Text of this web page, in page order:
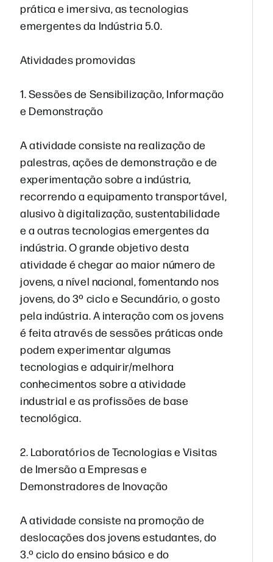
prática e imersiva, as tecnologias
emergentes da Indústria 5.0.
Atividades promovidas
1. Sessões de Sensibilização, Informação
e Demonstração
A atividade consiste na realização de
palestras, ações de demonstração e de
experimentação sobre a indústria,
recorrendo a equipamento transportável,
alusivo à digitalização, sustentabilidade
e a outras tecnologias emergentes da
indústria. O grande objetivo desta
atividade é chegar ao maior número de
jovens, a nível nacional, fomentando nos
jovens, do 3º ciclo e Secundário, o gosto
pela indústria. A interação com os jovens
é feita através de sessões práticas onde
podem experimentar algumas
tecnologias e adquirir/melhora
conhecimentos sobre a atividade
industrial e as profissões de base
tecnológica.
2. Laboratórios de Tecnologias e Visitas
de Imersão a Empresas e
Demonstradores de Inovação
A atividade consiste na promoção de
deslocações dos jovens estudantes, do
3.º ciclo do ensino básico e do